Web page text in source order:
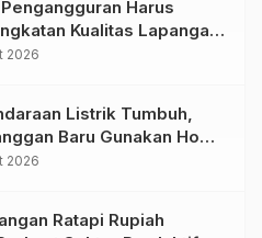
Harus
Kualitas Lapangan
2026
Listrik Tumbuh,
Baru Gunakan Home
PLN pada
2026
Ratapi Rupiah